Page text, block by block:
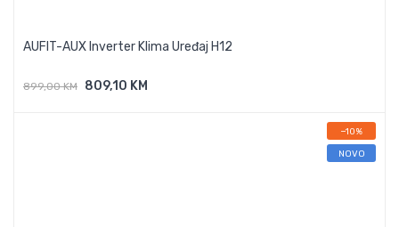
AUFIT-AUX Inverter Klima Uređaj H12
899,00 KM 809,10 KM
Dodaj U Košaricu
−10%
NOVO